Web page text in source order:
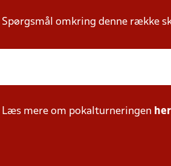
Spørgsmål omkring denne række
Læs mere om pokalturneringen her